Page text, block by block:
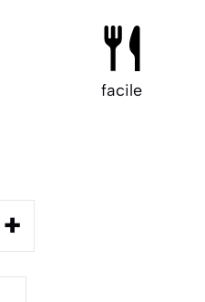
facile
+